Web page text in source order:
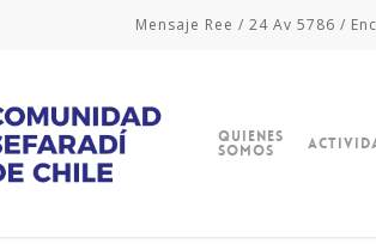
Mensaje Ree / 24 Av 5786 /
Quienes
Somos